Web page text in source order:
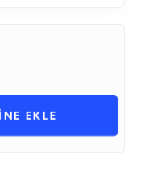
EKLE